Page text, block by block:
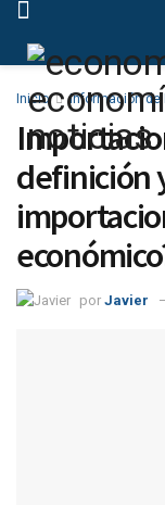
Inicio Información de
definición
por Javier